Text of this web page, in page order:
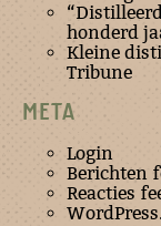
honderd
Kleine
Tribune
META
Login
Berichten
Reacties